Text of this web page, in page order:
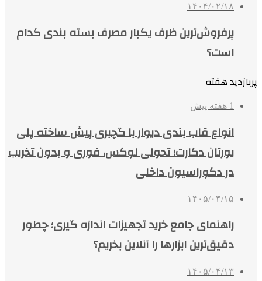
۱۴۰۴/۰۲/۱۸
پرفروش‌ترین ظرف یکبار مصرف بسته بندی کدام
است؟
پربازدید هفته
1 هفته پیش
انواع قاب بندی دیوار با گچبری پیش ساخته پلی
یورتان دکارت؛ تحولی لوکس، فوری و بدون تخریب
در دکوراسیون داخلی
۱۴۰۵/۰۴/۱۵
راهنمای جامع خرید تجهیزات اندازه گیری؛ چطور
دقیق‌ترین ابزارها را آنلاین بخریم؟
۱۴۰۵/۰۴/۱۳